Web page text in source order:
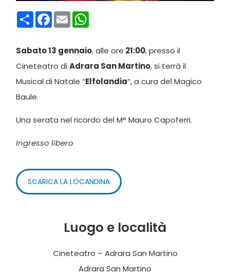
CondividiFacebook
Email
Sabato 13 gennaio, alle ore 21:00, presso il
Cineteatro diAdrara San Martino, si terrà il
Musical di Natale “Elfolandia“, a cura del Magico
Baule.
Una serata nel ricordo del M° Mauro Capoferri.
Ingresso libero
SCARICA LA LOCANDINA
Luogo e località
Cineteatro – Adrara San Martino
Adrara San Martino